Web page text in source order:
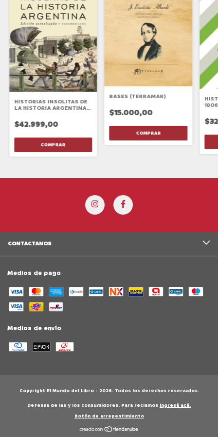
HISTORIAS INSOLITAS DE
LA HISTORIA ARGENTINA
$42.999,00
BASES (TERRAMAR)
$15.000,00
CONTACTANOS
Medios de pago
Medios de envío
Copyright El Mundo del Libro - 2026. Todos los derechos reservados.
Defensa de las y los consumidores. Para reclamos ingresá acá.
Botón de arrepentimiento